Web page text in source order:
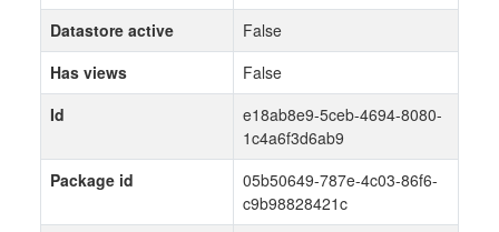
Datastore active
False
Has views
False
Id
e18ab8e9-5ceb-4694-8080-
1c4a6f3d6ab9
Package id
05b50649-787e-4c03-86f6-
c9b98828421c